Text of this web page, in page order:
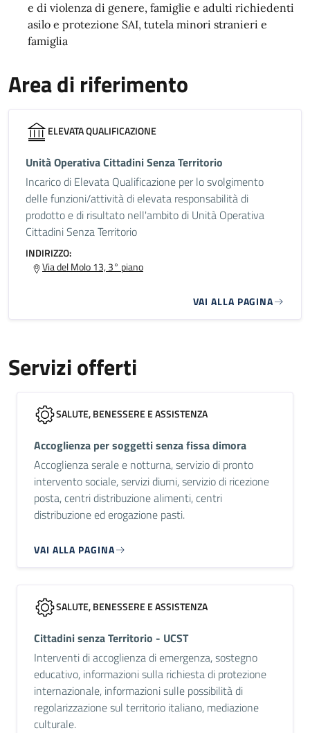
e di violenza di genere, famiglie e adulti richiedenti
asilo e protezione SAI, tutela minori stranieri e
famiglia
Area di riferimento
ELEVATA QUALIFICAZIONE
Unità Operativa Cittadini Senza Territorio
Incarico di Elevata Qualificazione per lo svolgimento
delle funzioni/attività di elevata responsabilità di
prodotto e di risultato nell'ambito di Unità Operativa
Cittadini Senza Territorio
INDIRIZZO:
Via del Molo 13, 3° piano
VAI ALLA PAGINA
Servizi offerti
SALUTE, BENESSERE E ASSISTENZA
Accoglienza per soggetti senza fissa dimora
Accoglienza serale e notturna, servizio di pronto
intervento sociale, servizi diurni, servizio di ricezione
posta, centri distribuzione alimenti, centri
distribuzione ed erogazione pasti.
VAI ALLA PAGINA
SALUTE, BENESSERE E ASSISTENZA
Cittadini senza Territorio - UCST
Interventi di accoglienza di emergenza, sostegno
educativo, informazioni sulla richiesta di protezione
internazionale, informazioni sulle possibilità di
regolarizzazione sul territorio italiano, mediazione
culturale.